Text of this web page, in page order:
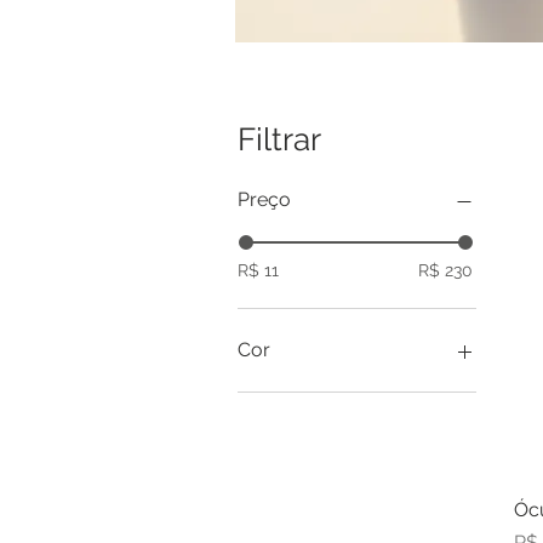
Filtrar
Preço
R$ 11 R$ 230
Cor